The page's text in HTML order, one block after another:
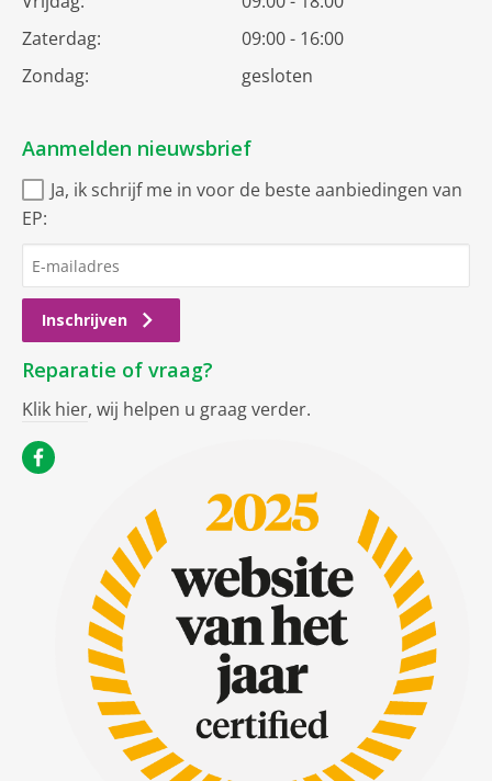
Zaterdag:
09:00 - 16:00
Zondag:
gesloten
Aanmelden nieuwsbrief
Ja, ik schrijf me in voor de beste aanbiedingen van
EP:
Inschrijven
Reparatie of vraag?
Klik hier, wij helpen u graag verder.